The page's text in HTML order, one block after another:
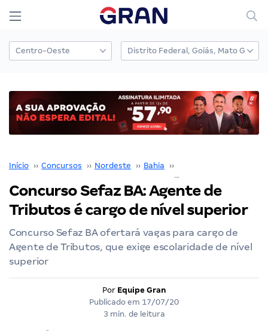
Início ›› Concursos ›› Nordeste ›› Bahia ››
Concurso Sefaz BA: Agente de
Tributos é cargo de nível superior
Concurso Sefaz BA ofertará vagas para cargo de
Agente de Tributos, que exige escolaridade de nível
superior
Por Equipe Gran
Publicado em 17/07/20
3 min. de leitura